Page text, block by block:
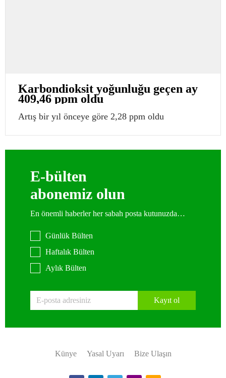
Karbondioksit yoğunluğu geçen ay
409,46 ppm oldu
Artış bir yıl önceye göre 2,28 ppm oldu
E-bülten
abonemiz olun
En önemli haberler her sabah posta kutunuzda…
Günlük Bülten
Haftalık Bülten
Aylık Bülten
Kayıt ol
Künye Yasal Uyarı Bize Ulaşın